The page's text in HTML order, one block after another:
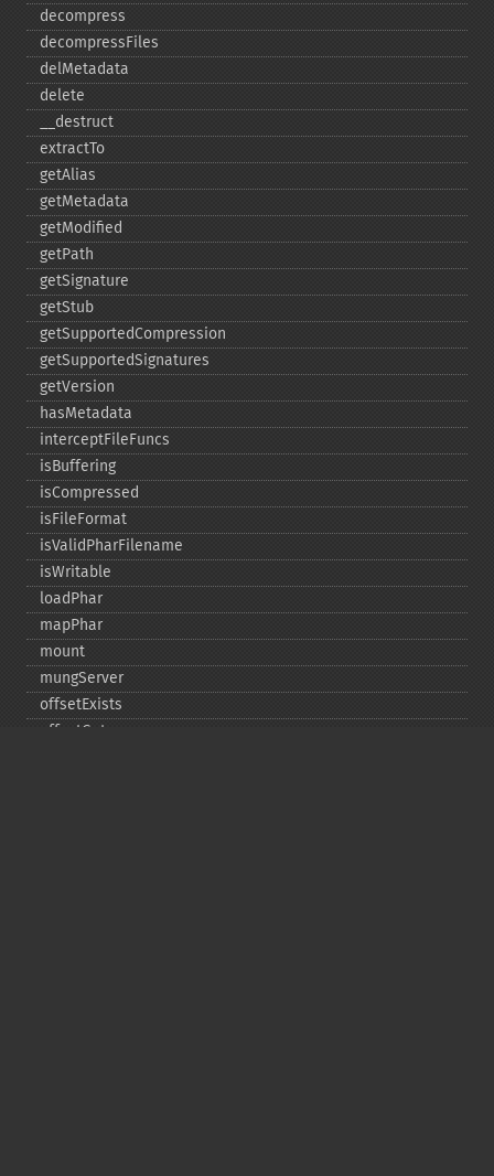
decompress
decompressFiles
delMetadata
delete
_​_​destruct
extractTo
getAlias
getMetadata
getModified
getPath
getSignature
getStub
getSupportedCompression
getSupportedSignatures
getVersion
hasMetadata
interceptFileFuncs
isBuffering
isCompressed
isFileFormat
isValidPharFilename
isWritable
loadPhar
mapPhar
mount
mungServer
offsetExists
offsetGet